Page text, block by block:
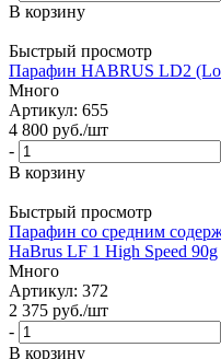
В корзину
Быстрый просмотр
Парафин HABRUS LD2
Много
Артикул: 655
4 800 руб./шт
-
В корзину
Быстрый просмотр
Парафин со средним
HaBrus LF 1 High Speed 90g
Много
Артикул: 372
2 375 руб./шт
-
В корзину